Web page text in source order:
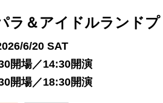
ラ＆アイドルランドプ
6/20 SAT
開場／14:30開演
開場／18:30開演